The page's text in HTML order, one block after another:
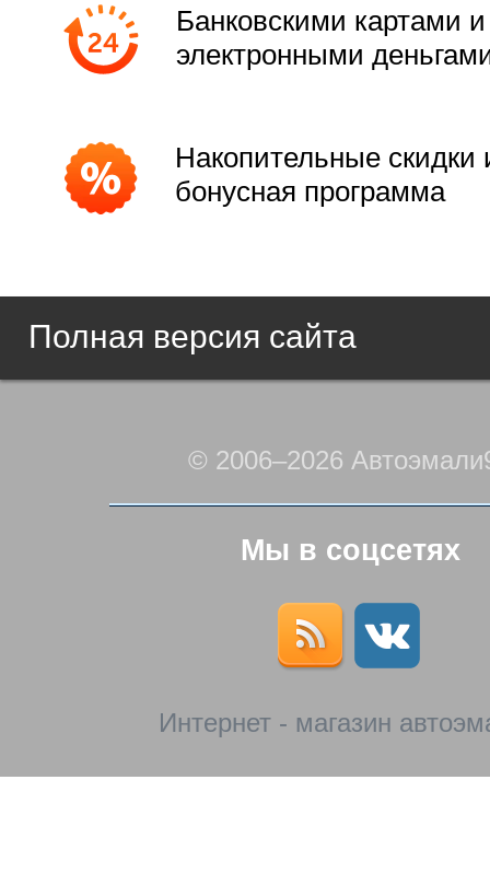
Банковскими картами и
электронными
Накопительные скидки
бонусная программа
Полная версия сайта
© 2006–2026
Мы в соцсетях
Интернет - магазин